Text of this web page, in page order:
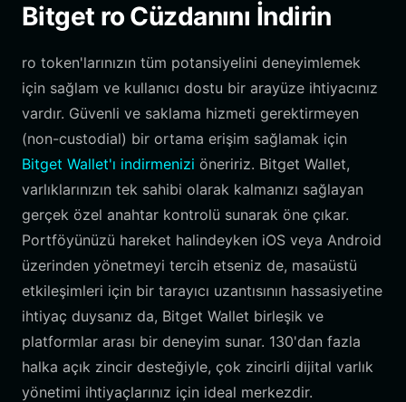
Bitget ro Cüzdanını İndirin
ro token'larınızın tüm potansiyelini deneyimlemek
için sağlam ve kullanıcı dostu bir arayüze ihtiyacınız
vardır. Güvenli ve saklama hizmeti gerektirmeyen
(non-custodial) bir ortama erişim sağlamak için
Bitget Wallet'ı indirmenizi öneririz. Bitget Wallet,
varlıklarınızın tek sahibi olarak kalmanızı sağlayan
gerçek özel anahtar kontrolü sunarak öne çıkar.
Portföyünüzü hareket halindeyken iOS veya Android
üzerinden yönetmeyi tercih etseniz de, masaüstü
etkileşimleri için bir tarayıcı uzantısının hassasiyetine
ihtiyaç duysanız da, Bitget Wallet birleşik ve
platformlar arası bir deneyim sunar. 130'dan fazla
halka açık zincir desteğiyle, çok zincirli dijital varlık
yönetimi ihtiyaçlarınız için ideal merkezdir.